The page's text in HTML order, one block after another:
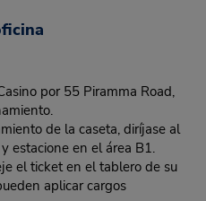
por 55 Piramma Road,
de la caseta, diríjase al
estacione en el área B1.
el ticket en el tablero de su
aplicar cargos